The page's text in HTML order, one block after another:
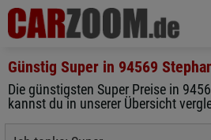
Günstig Super in 94569
Die günstigsten Super Preise in
kannst du in unserer Übersicht